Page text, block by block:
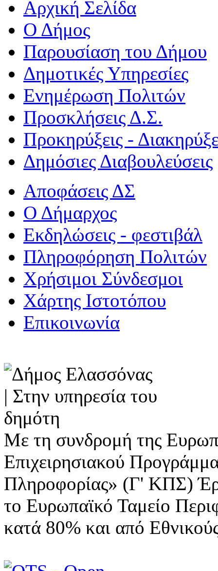
Αρχική Σελίδα
Ο Δήμος
Παρουσίαση του Δήμου
Δημοτικές Υπηρεσίες
Ενημέρωση Πολιτών
Προσκλήσεις Δ.Σ.
Προκηρύξεις -
Δημόσιες Διαβουλεύσεις
Αποφάσεις ΔΣ
Ο Δήμαρχος
Εκδηλώσεις - φεστιβάλ
Πληροφόρηση Πολιτών
Χρήσιμοι Σύνδεσμοι
Χάρτης Ιστοτόπου
Επικοινωνία
Με τη συνδρομή της
Επιχειρησιακού
Πληροφορίας» (Γ' ΚΠΣ)
το Ευρωπαϊκό Ταμείο
κατά 80% και από